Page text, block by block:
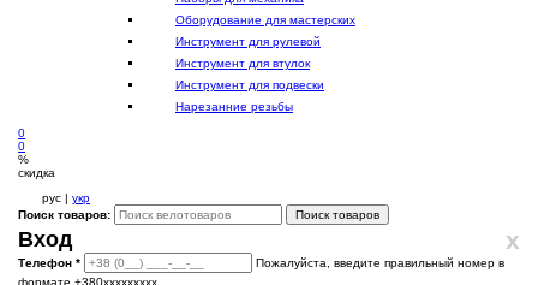
Оборудование для мастерских
Инструмент для рулевой
Инструмент для втулок
Инструмент для подвески
Нарезанние резьбы
0
0
%
скидка
рус | укр
Поиск товаров:
Поиск товаров
x
Вход
Телефон *
Пожалуйста, введите правильный номер в
формате +380ххххххххх